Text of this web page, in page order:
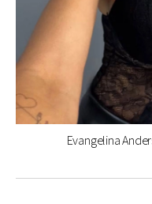
Evangelina